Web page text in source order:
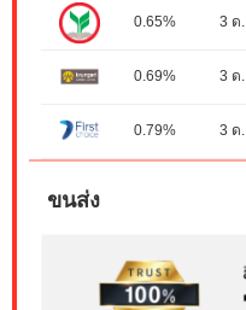
0.65% 3 ด.
0.69% 3 ด.
0.79% 3 ด.
ขนส่ง